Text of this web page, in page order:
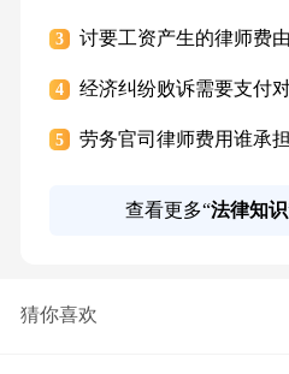
3 讨要工资产生的律师费
4 经济纠纷败诉需要支付
5 劳务官司律师费用谁承担
查看更多“法律知识
猜你喜欢